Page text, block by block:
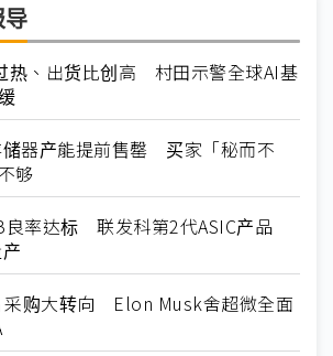
导
热、出货比创高 村田示警全球AI基
器产能提前售罄 买家「秘而不
够
良率达标 联发科第2代ASIC产品
采购大转向 Elon Musk舍超微全面